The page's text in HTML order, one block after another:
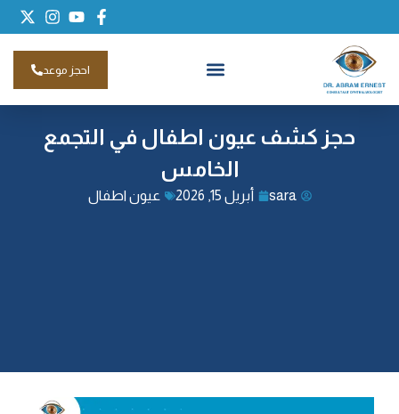
احجز موعد
حجز كشف عيون اطفال في التجمع
الخامس
sara أبريل 15, 2026 عيون اطفال